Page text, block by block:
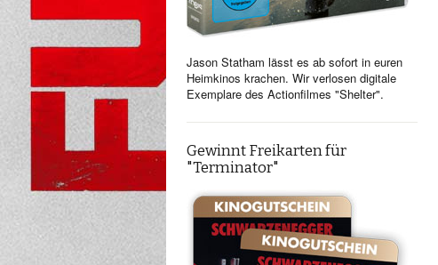
Jason Statham lässt es ab sofort in euren
Heimkinos krachen. Wir verlosen digitale
Exemplare des Actionfilmes "Shelter".
Gewinnt Freikarten für
"Terminator"